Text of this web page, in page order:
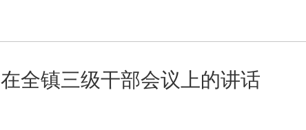
在全镇三级干部会议上的讲话